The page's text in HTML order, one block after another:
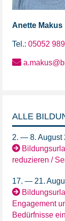
Anette Makus
Tel.: 05052
ALLE
2. — 8. August
reduzieren /
17. — 21.
Engagement
Bedürfnisse